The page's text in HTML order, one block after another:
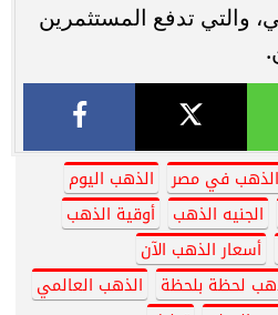
والتي تدفع المستثمرين
في مصر
الذهب اليوم
الجنيه الذهب
أوقية الذهب
أسعار الذهب الآن
لحظة بلحظة
الذهب العالمي